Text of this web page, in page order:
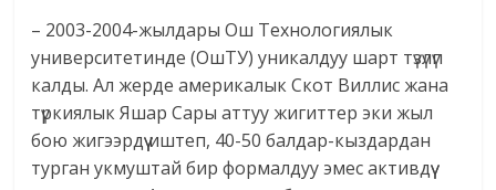
– 2003-2004-жылдары Ош Технологиялык
университетинде (ОшТУ) уникалдуу шарт түзүлүп
калды. Ал жерде америкалык Скот Виллис жана
түркиялык Яшар Сары аттуу жигиттер эки жыл
бою жигээрдүү иштеп, 40-50 балдар-кыздардан
турган укмуштай бир формалдуу эмес активдүү